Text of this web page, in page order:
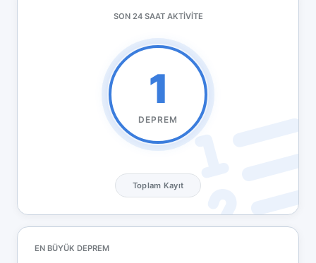
SON 24 SAAT AKTIVITE
1
DEPREM
Toplam Kayıt
EN BÜYÜK DEPREM